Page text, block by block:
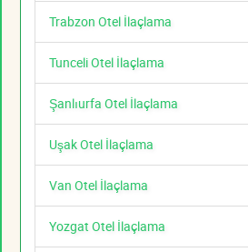
Trabzon Otel İlaçlama
Tunceli Otel İlaçlama
Şanlıurfa Otel İlaçlama
Uşak Otel İlaçlama
Van Otel İlaçlama
Yozgat Otel İlaçlama